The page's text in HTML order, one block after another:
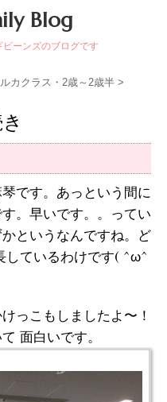
Blog
ーンズのブログです
カクラス・2歳～2歳半 >
です。あっという間に
。早いです。。ってい
というなんですね。ど
しているわけです( ^ω^
っこもしましたよ〜！
面白いです。